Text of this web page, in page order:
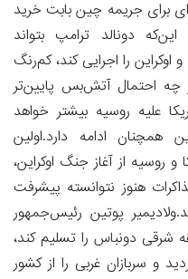
برای جریمه چین بابت خرید
دونالد ترامپ بتواند
را اجرایی کند، کم‌رنگ
چه احتمال آتش‌بس پایین‌تر
علیه روسیه بیشتر خواهد
همچنان ادامه دارد.اولین
روسیه از آغاز جنگ اوکراین،
هنوز نتوانسته پیشرفت
پوتین رئیس‌جمهور
شرقی دونباس را تسلیم کند،
و سربازان غربی را از کشور